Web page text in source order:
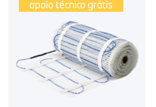
apoio técnico grátis